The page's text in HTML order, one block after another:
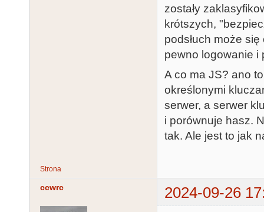
zostały
krótszych,
podsłuch może
pewno logowanie i
A co ma JS? ano
określonymi
serwer, a serwer
i porównuje hasz.
tak. Ale jest to jak
Strona
ccwrc 2024-09-26